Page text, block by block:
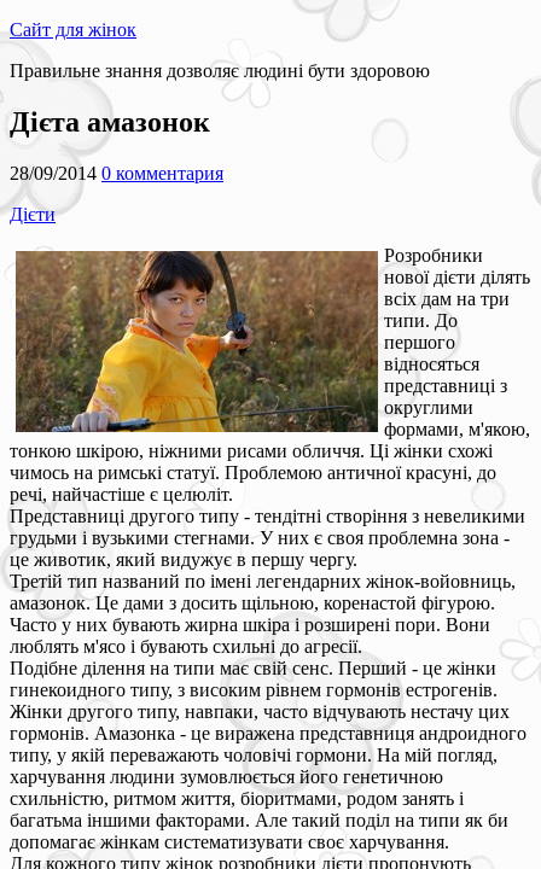
Сайт для жінок
Правильне знання дозволяє людині бути здоровою
Дієта амазонок
28/09/2014 0 комментария
Дієти
Розробники
нової дієти ділять
всіх дам на три
типи. До
першого
відносяться
представниці з
округлими
формами, м'якою,
тонкою шкірою, ніжними рисами обличчя. Ці жінки схожі
чимось на римські статуї. Проблемою античної красуні, до
речі, найчастіше є целюліт.
Представниці другого типу - тендітні створіння з невеликими
грудьми і вузькими стегнами. У них є своя проблемна зона -
це животик, який видужує в першу чергу.
Третій тип названий по імені легендарних жінок-войовниць,
амазонок. Це дами з досить щільною, коренастой фігурою.
Часто у них бувають жирна шкіра і розширені пори. Вони
люблять м'ясо і бувають схильні до агресії.
Подібне ділення на типи має свій сенс. Перший - це жінки
гинекоидного типу, з високим рівнем гормонів естрогенів.
Жінки другого типу, навпаки, часто відчувають нестачу цих
гормонів. Амазонка - це виражена представниця андроидного
типу, у якій переважають чоловічі гормони. На мій погляд,
харчування людини зумовлюється його генетичною
схильністю, ритмом життя, біоритмами, родом занять і
багатьма іншими факторами. Але такий поділ на типи як би
допомагає жінкам систематизувати своє харчування.
Для кожного типу жінок розробники дієти пропонують